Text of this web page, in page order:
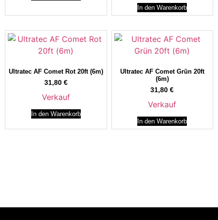
In den Warenkorb
Ultratec AF Comet Rot 20ft (6m)
31,80 €
Verkauf
In den Warenkorb
Ultratec AF Comet Grün 20ft
(6m)
31,80€
Verkauf
In den Warenkorb